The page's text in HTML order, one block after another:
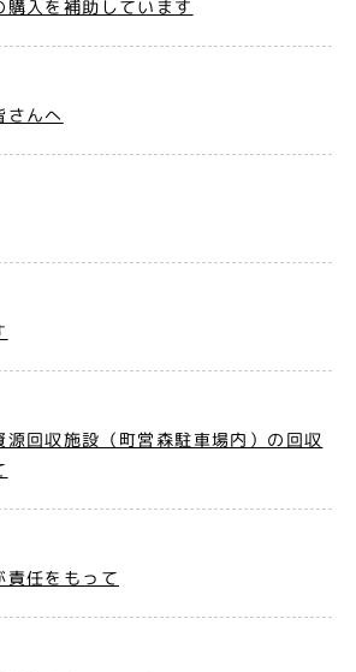
入を補助しています
さんへ
源回収施設（町営森駐車場内）の回収
責任をもって